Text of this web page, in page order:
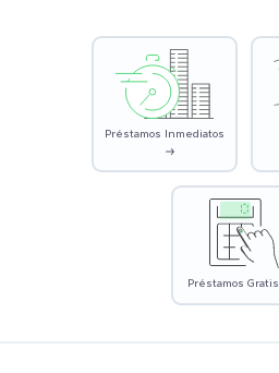
Préstamos Inmediatos
Préstamos Gratis